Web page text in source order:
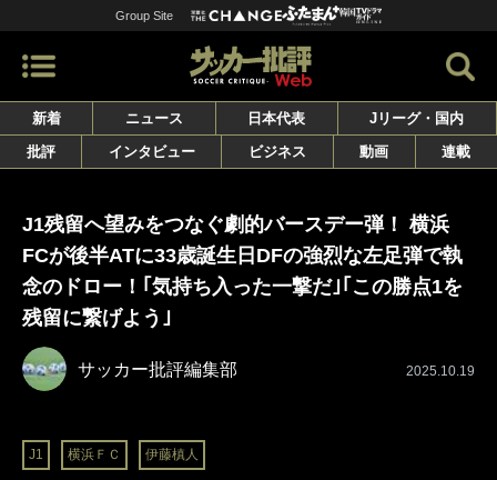
Group Site
新着 ニュース 日本代表
Jリーグ・国内
批評
インタビュー ビジネス 動画 連載
J1残留へ望みをつなぐ劇的バースデー弾！ 横浜
FCが後半ATに33歳誕生日DFの強烈な左足弾で執
念のドロー！｢気持ち入った一撃だ｣｢この勝点1を
残留に繋げよう｣
サッカー批評編集部 2025.10.19
J1 横浜ＦＣ 伊藤槙人